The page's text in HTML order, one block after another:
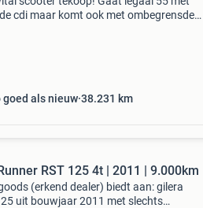
cdi maar komt ook met ombegrensde
goed als nieuw 38.231 km
RST 125 4t | 2011 | 9.000km
(erkend dealer) biedt aan: gilera
uit bouwjaar 2011 met slechts